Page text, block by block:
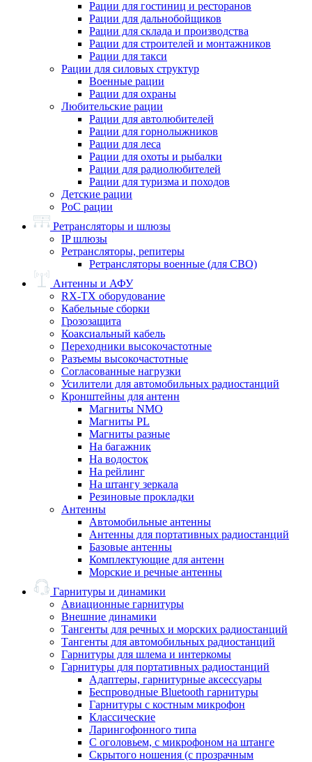
Рации для гостиниц и ресторанов
Рации для дальнобойщиков
Рации для склада и производства
Рации для строителей и монтажников
Рации для такси
Рации для силовых структур
Военные рации
Рации для охраны
Любительские рации
Рации для автолюбителей
Рации для горнолыжников
Рации для леса
Рации для охоты и рыбалки
Рации для радиолюбителей
Рации для туризма и походов
Детские рации
PoC рации
Ретрансляторы и шлюзы
IP шлюзы
Ретрансляторы, репитеры
Ретрансляторы военные (для СВО)
Антенны и АФУ
RX-TX оборудование
Кабельные сборки
Грозозащита
Коаксиальный кабель
Переходники высокочастотные
Разъемы высокочастотные
Согласованные нагрузки
Усилители для автомобильных радиостанций
Кронштейны для антенн
Магниты NMO
Магниты PL
Магниты разные
На багажник
На водосток
На рейлинг
На штангу зеркала
Резиновые прокладки
Антенны
Автомобильные антенны
Антенны для портативных радиостанций
Базовые антенны
Комплектующие для антенн
Морские и речные антенны
Гарнитуры и динамики
Авиационные гарнитуры
Внешние динамики
Тангенты для речных и морских радиостанций
Тангенты для автомобильных радиостанций
Гарнитуры для шлема и интеркомы
Гарнитуры для портативных радиостанций
Адаптеры, гарнитурные аксессуары
Беспроводные Bluetooth гарнитуры
Гарнитуры с костным микрофон
Классические
Ларингофонного типа
С оголовьем, с микрофоном на штанге
Скрытого ношения (с прозрачным